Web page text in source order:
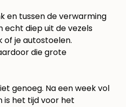
en tussen de verwarming
echt diep uit de vezels
of je autostoelen.
die grote
genoeg. Na een week vol
is het tijd voor het